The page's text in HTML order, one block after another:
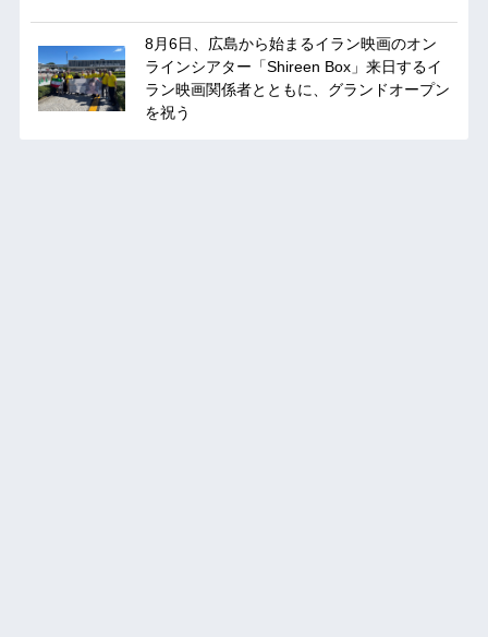
8月6日、広島から始まるイラン映画のオン
ラインシアター「Shireen Box」来日するイ
ラン映画関係者とともに、グランドオープン
を祝う